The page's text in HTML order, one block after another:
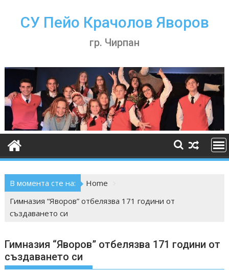
contentСУ Пейо Крачолов Яворов
гр. Чирпан
В момента сте на:
Home
Гимназия “Яворов” отбелязва 171 години от
създаването си
Гимназия “Яворов” отбелязва 171 години от
създаването си